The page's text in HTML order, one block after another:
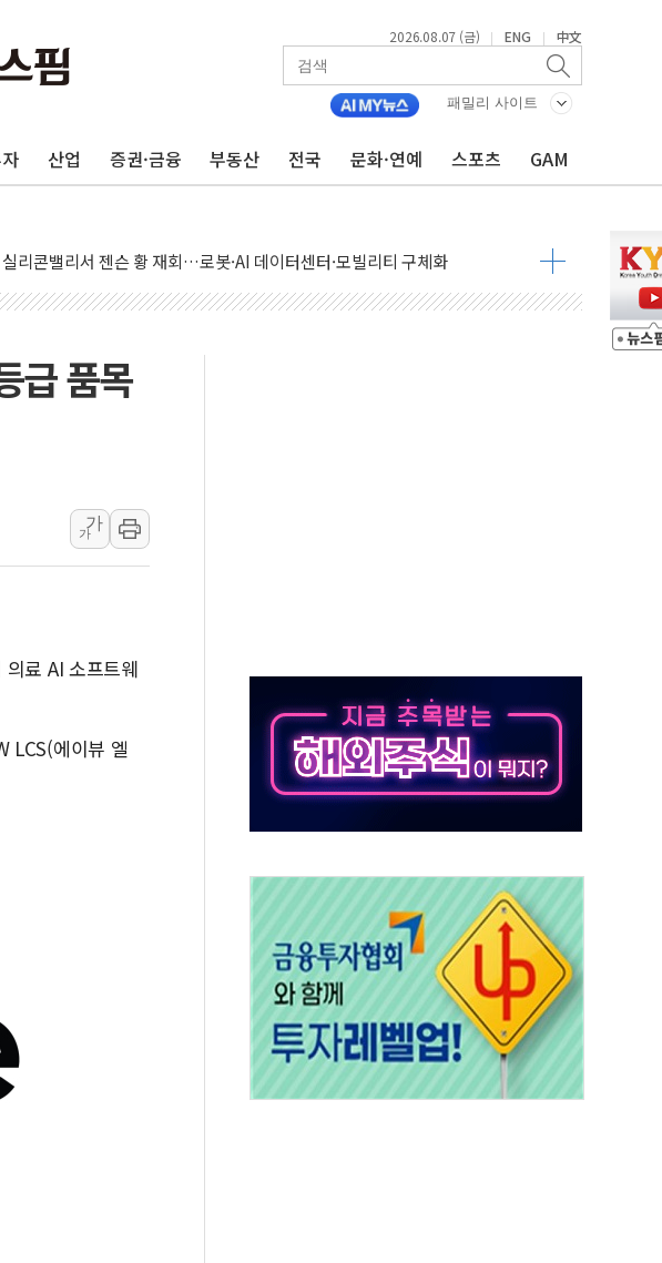
2026.08.07 (금) | ENG | 中文
패밀리 사이트
산업 증권·금융 부동산 전국 문화·연예 스포츠 GAM
한 실적 소화하며 대부분 상승… "2분기 기업 순이익 21% 증가" 전망
전 특징주...모더나·아이온큐·도어대시↑ VS 샌디스크·피그마·앱러빈↓
영업이익 N% 성과급 반대…상법·자본시장법 개정 논의"
거리 탄도미사일 발사에 긴급 안보 점검회의
최고…美 고용 둔화·호르무즈 재개방 기대에 강세
] 지수 하락 속 'DGC' 임시 주총 기대감에 홀로 상한가…마진 잔액은 사상 최고
' 다이먼 "금융시장 레버리지 위험수위…숨은 차입이 더 큰 변수"
공장서 화재 1명 중상…대응 1단계 진압 중
동해로 단거리 탄도미사일 1발 발사… 올해 10번째·42일 만 도발
술, 중남미 콜롬비아에 새 안보 위기… 반군·마약카르텔이 습득해 전투 활용
해상서 부유물 감긴 어선 구조
산기지 누출, 백린 아닌 무해한 표면 부식 물질"
리업체서 불 2시간30여분만에 진화...외국인 노동자 숨져
급 품목
가
가
료 AI 소프트웨
LCS(에이뷰 엘